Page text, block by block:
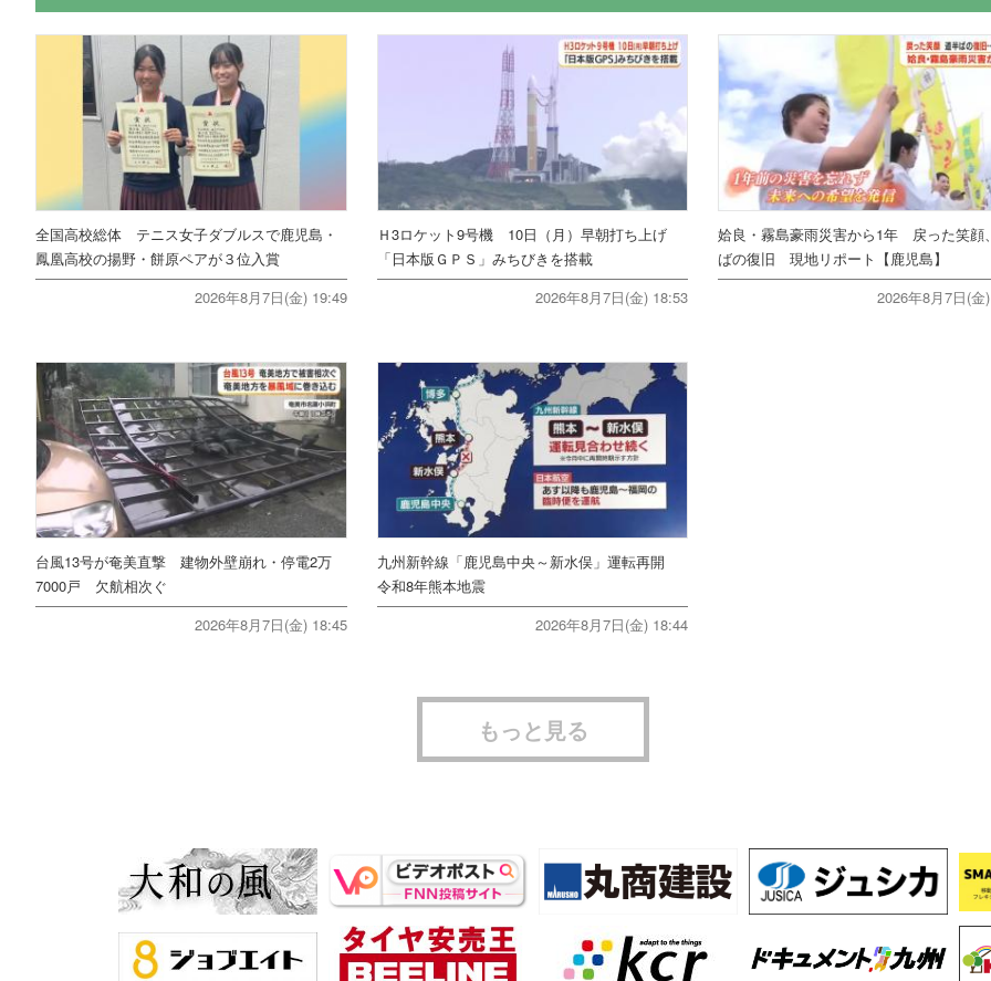
全国高校総体 テニス女子ダブルスで鹿児島・
鳳凰高校の揚野・餅原ペアが３位入賞
2026年8月7日(金) 19:49
Ｈ3ロケット9号機 10日（月）早朝打ち上げ
「日本版ＧＰＳ」みちびきを搭載
2026年8月7日(金) 18:53
姶良・霧島豪雨災害から1年 戻った笑顔
ばの復旧 現地リポート【鹿児島】
2026年8月7日(金
台風13号が奄美直撃 建物外壁崩れ・停電2万
7000戸 欠航相次ぐ
2026年8月7日(金) 18:45
九州新幹線「鹿児島中央～新水俣」運転再開
令和8年熊本地震
2026年8月7日(金) 18:44
もっと見る